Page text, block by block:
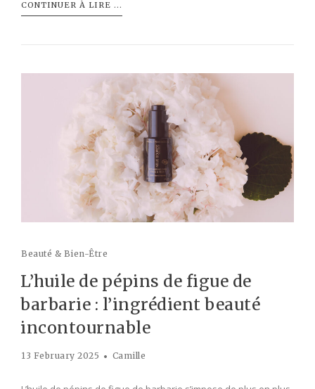
CONTINUER À LIRE ...
Beauté & Bien-Être
L’huile de pépins de figue de
barbarie : l’ingrédient beauté
incontournable
13 February 2025 Camille